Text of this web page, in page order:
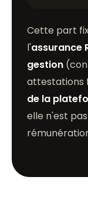
Cette part
l'assurance
gestion
attestations
de la
elle n'est